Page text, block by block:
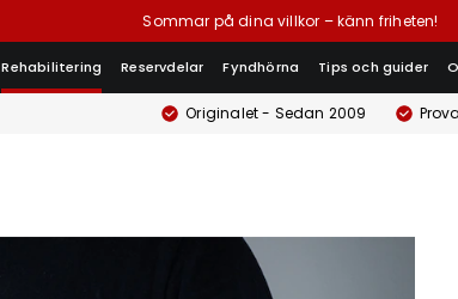
Sommar på dina villkor – känn friheten!
Rehabilitering Reservdelar Fyndhörna Tips och guider
Originalet - Sedan 2009